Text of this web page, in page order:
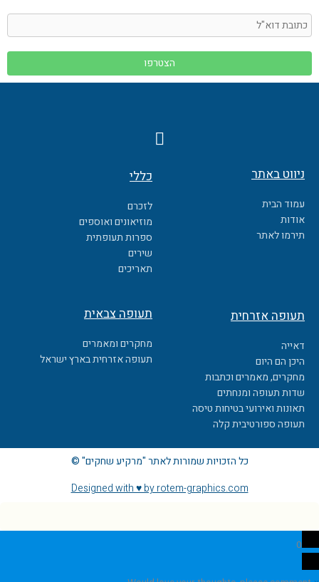
F
a
e
b
o
o
k
ניווט באתר
עמוד הבית
אודות
תירמו לאתר
כללי
לזכרם
מוזיאונים ואוספים
ספרות תעופתית
שירים
תאריכים
תעופה אזרחית
דאייה
היכן הם היום
מחקרים, מאמרים וכתבות
שדות תעופה ומנחתים
תאונות ואירועי בטיחות טיסה
תעופה ספורטיבית קלה
תעופה צבאית
מחקרים ומאמרים
תעופה אזרחית בארץ ישראל
כל הזכויות שמורות לאתר "מרקיע שחקים" ©
Designed with ♥ by rotem-graphics.com
0